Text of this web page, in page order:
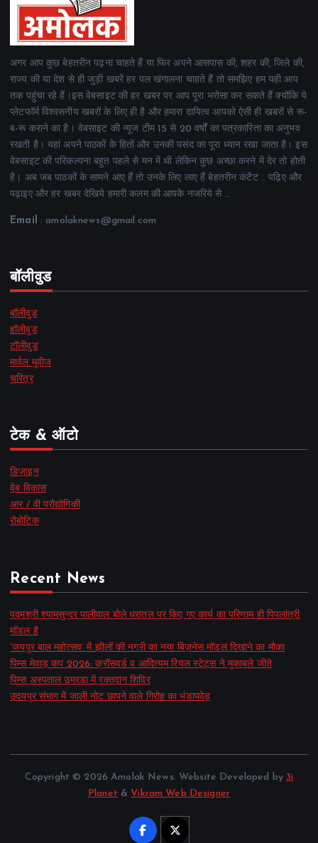
अगर आप कुछ बेहतरीन पढ़ना चाहते हैं या फिर अपने आसपास की, शहर की, जिले की,
राज्य की या देश से ही जुड़ी खबरें हर पल खंगालना चाहते हैं तो समझिए हम यही आप
तक पहुंचा रहे हैं।इस वेबसाइट की हर खबर पर आप पूरा भरोसा कर सकते हैं क्योंकि ये
प्लेटफॉर्म विश्वसनीय खबरों के लिए ही है और हमारा दायित्व आपको ऐसी ही खबरों से रू-
ब-रू कराने का है। वेबसाइट की न्यूज टीम 15 से 20 वर्षों का पत्रकारिता का अनुभव
रखती है। यहां अपने पाठकों के हितों और उनकी पसंद का पूरा ध्यान रखा जाता है। इस
वेबसाइट की परिकल्पना बहुत पहले से मन में थी लेकिन कुछ अच्छा करने में देर तो होती
है। अब जब पाठकों के सामने आए हैं तो उनके लिए लाए हैं बेहतरीन कंटेंट .. पढ़िए और
पढ़ाइए और हर खबर देखिये हमारी कलम की आपके नजरिये से ..
Email : amolaknews@gmail.com
बॉलीवुड
बॉलीवुड
हॉलीवुड
टॉलीवुड
मार्वल मूवीज
चरित्र
टेक & ऑटो
डिज़ाइन
वेब विकास
आर / वी प्रौद्योगिकी
रोबोटिक
Recent News
पद्मश्री श्यामसुन्दर पालीवाल बोले धरातल पर किए गए कार्य का परिणाम ही पिपलांत्री
मॉडल है
‘जयपुर बाल महोत्सव’ में झीलों की नगरी का नया बिज़नेस मॉडल दिखाने का मौका
पिम्स मेवाड़ कप 2026: क्रॉसवर्ड व आदित्यम रियल स्टेट्स ने मुकाबले जीते
पिम्स अस्पताल उमरडा में रक्तदान शिविर
उदयपुर संभाग में जाली नोट छापने वाले गिरोह का भंडाफोड़
Copyright © 2026 Amolak News. Website Developed by 3i
Planet & Vikram Web Designer